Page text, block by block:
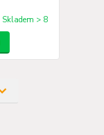
Skladem > 8